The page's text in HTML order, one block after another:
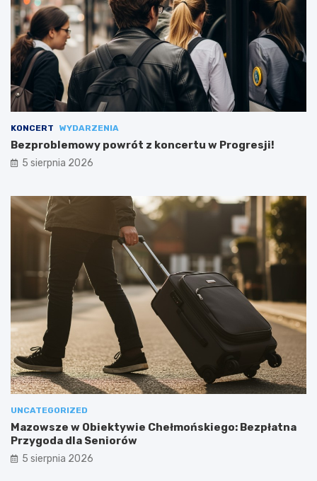
KONCERT WYDARZENIA
Bezproblemowy powrót z koncertu w Progresji!
5 sierpnia 2026
UNCATEGORIZED
Mazowsze w Obiektywie Chełmońskiego: Bezpłatna
Przygoda dla Seniorów
5 sierpnia 2026